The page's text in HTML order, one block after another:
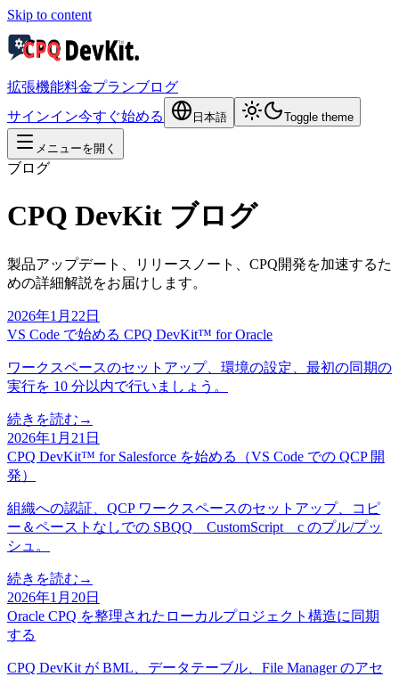
Skip to content
拡張機能料金プランブログ
サインイン今すぐ始める 日本語 Toggle theme
メニューを開く
ブログ
CPQ DevKit ブログ
製品アップデート、リリースノート、CPQ開発を加速するた
めの詳細解説をお届けします。
2026年1月22日
VS Code で始める CPQ DevKit™ for Oracle
ワークスペースのセットアップ、環境の設定、最初の同期の
実行を 10 分以内で行いましょう。
続きを読む →
2026年1月21日
CPQ DevKit™ for Salesforce を始める（VS Code での QCP 開
発）
組織への認証、QCP ワークスペースのセットアップ、コピ
ー＆ペーストなしでの SBQQ__CustomScript__c のプル/プッ
シュ。
続きを読む →
2026年1月20日
Oracle CPQ を整理されたローカルプロジェクト構造に同期
する
CPQ DevKit が BML、データテーブル、File Manager のアセ